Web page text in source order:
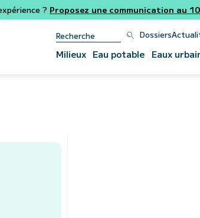
? Proposez une communication au
Dossiers
Milieux Eau potable Eaux